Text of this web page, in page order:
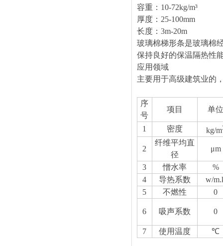
容重： 10-72kg/m³
厚度： 25-100mm
长度：
玻璃棉梯形条是玻璃棉
保持良好的保温隔热性
应用领域
主要用于高级建筑业的
序
号
项目 单
1 密度 kg/m
2
纤维平均直
径
μm
3 憎水率
%
4
导热系数
w/
5
不燃性 0
6 吸声系数 0
7 使用温度 ℃